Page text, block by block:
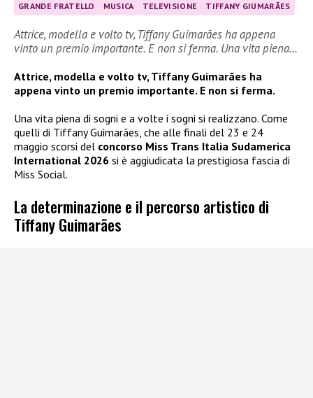
GRANDE FRATELLO MUSICA TELEVISIONE TIFFANY GIUMARÃES
Attrice, modella e volto tv, Tiffany Guimarães ha appena
vinto un premio importante. E non si ferma. Una vita piena…
Attrice, modella e volto tv, Tiffany Guimarães ha
appena vinto un premio importante. E non si ferma.
Una vita piena di sogni e a volte i sogni si realizzano. Come
quelli di Tiffany Guimarães, che alle finali del 23 e 24
maggio scorsi del concorso Miss Trans Italia Sudamerica
International 2026 si è aggiudicata la prestigiosa fascia di
Miss Social.
La determinazione e il percorso artistico di
Tiffany Guimarães